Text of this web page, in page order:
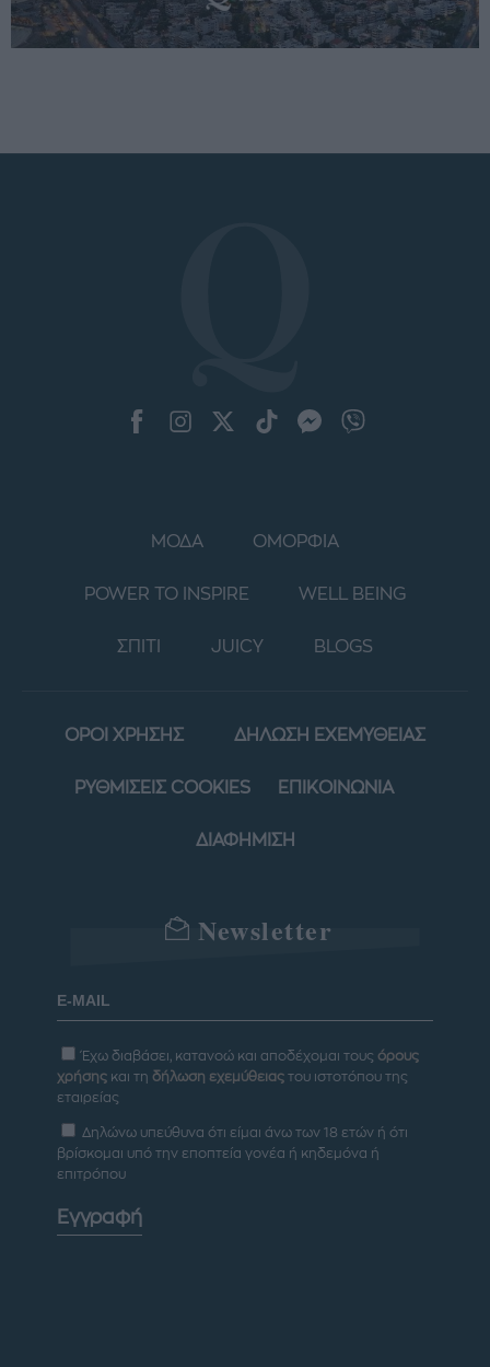
ΜΟΔΑ ΟΜΟΡΦΙΑ
POWER TO INSPIRE WELL BEING
ΣΠΙΤΙ JUICY BLOGS
ΟΡΟΙ ΧΡΗΣΗΣ ΔΗΛΩΣΗ ΕΧΕΜΥΘΕΙΑΣ
ΡΥΘΜΙΣΕΙΣ COOKIES ΕΠΙΚΟΙΝΩΝΙΑ
ΔΙΑΦΗΜΙΣΗ
Newsletter
Έχω διαβάσει, κατανοώ και αποδέχομαι τους όρους
χρήσης και τη δήλωση εχεμύθειας του ιστοτόπου της
εταιρείας
Δηλώνω υπεύθυνα ότι είμαι άνω των 18 ετών ή ότι
βρίσκομαι υπό την εποπτεία γονέα ή κηδεμόνα ή
επιτρόπου
Εγγραφή